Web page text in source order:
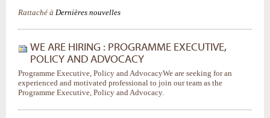
Rattaché à Dernières nouvelles
WE ARE HIRING : PROGRAMME EXECUTIVE,
POLICY AND ADVOCACY
Programme Executive, Policy and AdvocacyWe are seeking for an
experienced and motivated professional to join our team as the
Programme Executive, Policy and Advocacy.